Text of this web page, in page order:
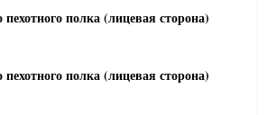
полка (лицевая сторона)
полка (лицевая сторона)